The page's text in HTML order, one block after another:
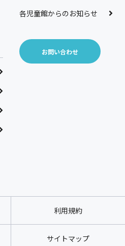
各児童館からのお知らせ
お問い合わせ
利用規約
サイトマップ